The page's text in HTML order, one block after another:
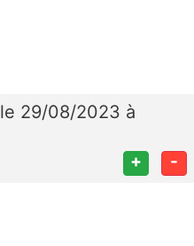
le 29/08/2023 à
+ -